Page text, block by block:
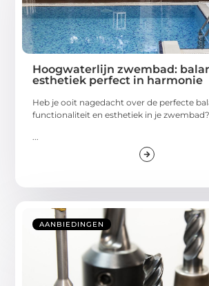
Hoogwaterlijn zwembad:
esthetiek perfect in harmonie
Heb je ooit nagedacht over de perfecte
functionaliteit en esthetiek in je zwembad?
...
AANBIEDINGEN